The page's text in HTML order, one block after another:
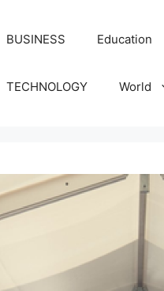
BUSINESS Education
TECHNOLOGY World